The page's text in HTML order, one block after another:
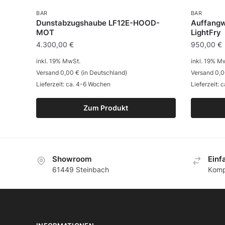
BAR
Dunstabzugshaube LF12E-HOOD-
MOT
4.300,00€
Zum Produkt
inkl. 19% MwSt.
Versand 0,00 € (in Deutschland)
Lieferzeit: ca. 4-6 Wochen
BAR
LightFry
950,00 €
inkl. 19%
Versand
Lieferzeit:
Showroom
61449 Steinbach